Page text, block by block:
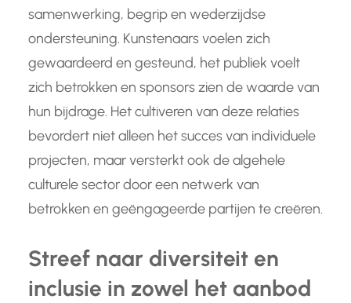
samenwerking, begrip en wederzijdse
ondersteuning. Kunstenaars voelen zich
gewaardeerd en gesteund, het publiek voelt
zich betrokken en sponsors zien de waarde van
hun bijdrage. Het cultiveren van deze relaties
bevordert niet alleen het succes van individuele
projecten, maar versterkt ook de algehele
culturele sector door een netwerk van
betrokken en geëngageerde partijen te creëren.
Streef naar diversiteit en
inclusie in zowel het aanbod